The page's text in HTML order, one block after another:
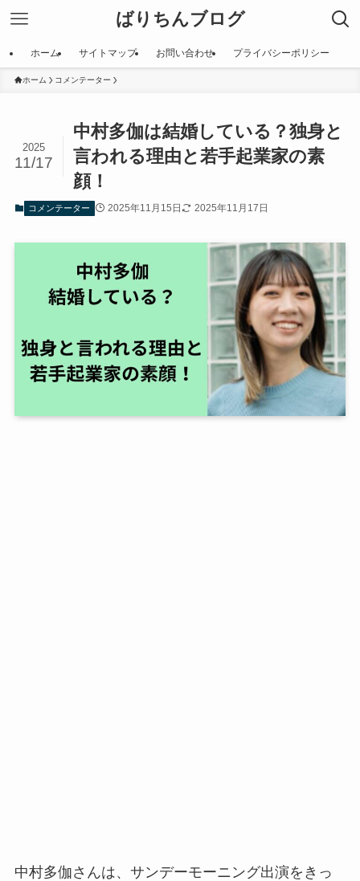
ばりちんブログ
ホーム サイトマップ お問い合わせ プライバシーポリシー
ホーム コメンテーター
中村多伽は結婚している？独身と
言われる理由と若手起業家の素
顔！
2025
11/17
コメンテーター 2025年11月15日 2025年11月17日
中村多伽さんは、サンデーモーニング出演をきっ